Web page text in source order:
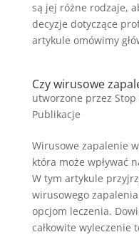
są jej różne rodzaje,
decyzje dotyczące
artykule omówimy
Czy wirusowe
utworzone przez Stop
Publikacje
Wirusowe zapalenie
która może wpływać
W tym artykule
wirusowego
opcjom leczenia.
całkowite wyleczenie